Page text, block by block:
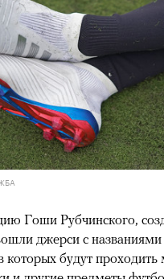
Гоши Рубчинского,
джерси с названиями
которых будут